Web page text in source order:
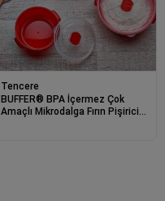
Tencere
BUFFER® BPA İçermez Çok
Amaçlı Mikrodalga Fırın Pişirici